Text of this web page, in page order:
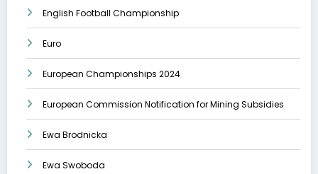
English Football Championship
Euro
European Championships 2024
European Commission Notification for Mining Subsidies
Ewa Brodnicka
Ewa Swoboda